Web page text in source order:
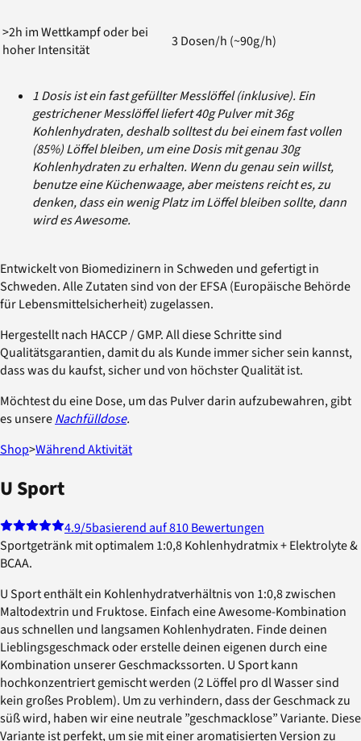
>2h im Wettkampf oder bei
hoher Intensität
3 Dosen/h (~90g/h)
1 Dosis ist ein fast gefüllter Messlöffel (inklusive). Ein
gestrichener Messlöffel liefert 40g Pulver mit 36g
Kohlenhydraten, deshalb solltest du bei einem fast vollen
(85%) Löffel bleiben, um eine Dosis mit genau 30g
Kohlenhydraten zu erhalten. Wenn du genau sein willst,
benutze eine Küchenwaage, aber meistens reicht es, zu
denken, dass ein wenig Platz im Löffel bleiben sollte, dann
wird es Awesome.
Entwickelt von Biomedizinern in Schweden und gefertigt in
Schweden. Alle Zutaten sind von der EFSA (Europäische Behörde
für Lebensmittelsicherheit) zugelassen.
Hergestellt nach HACCP / GMP. All diese Schritte sind
Qualitätsgarantien, damit du als Kunde immer sicher sein kannst,
dass was du kaufst, sicher und von höchster Qualität ist.
Möchtest du eine Dose, um das Pulver darin aufzubewahren, gibt
es unsereNachfülldose.
Shop>Während Aktivität
U Sport
4.9/5basierend auf 810 Bewertungen
Sportgetränk mit optimalem 1:0,8 Kohlenhydratmix + Elektrolyte &
BCAA.
U Sport enthält ein Kohlenhydratverhältnis von 1:0,8 zwischen
Maltodextrin und Fruktose. Einfach eine Awesome-Kombination
aus schnellen und langsamen Kohlenhydraten. Finde deinen
Lieblingsgeschmack oder erstelle deinen eigenen durch eine
Kombination unserer Geschmackssorten. U Sport kann
hochkonzentriert gemischt werden (2 Löffel pro dl Wasser sind
kein großes Problem). Um zu verhindern, dass der Geschmack zu
süß wird, haben wir eine neutrale ”geschmacklose” Variante. Diese
Variante ist perfekt, um sie mit einer aromatisierten Version zu